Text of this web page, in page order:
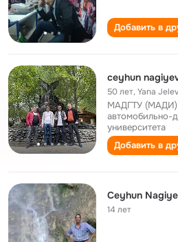
Добавить в
ceyhun
50 лет,Yana
МАДГТУ (МАДИ)
автомобильно-
университета
Добавить в
Ceyhun
14 лет